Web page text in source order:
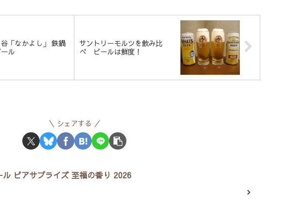
「なかよし」 鉄鍋
ル
サントリーモルツを飲み比
べ ビールは鮮度！
シェアする
ル ビアサプライズ 至福の香り 2026